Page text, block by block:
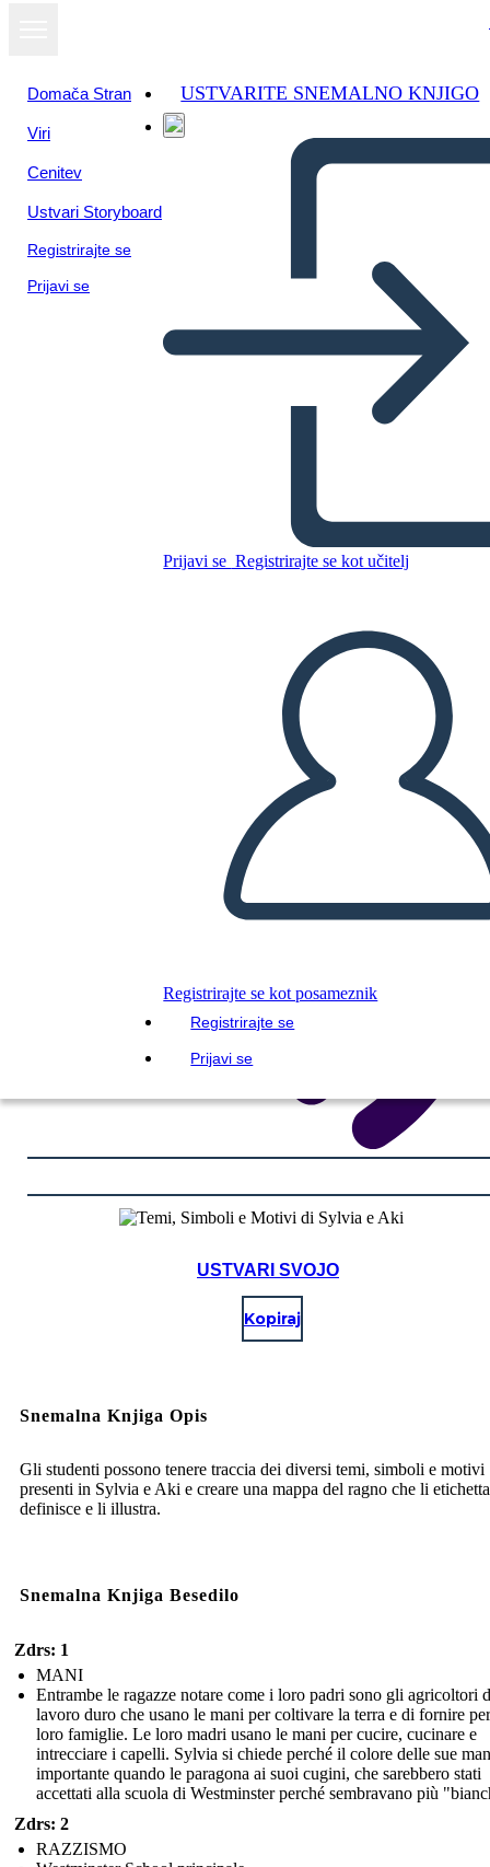
Domača Stran
Viri
Cenitev
Ustvari Storyboard
Registrirajte se
Prijavi se
USTVARITE SNEMALNO KNJIGO
Prijavi se Registrirajte se kot učitelj
Registrirajte se kot posameznik
Registrirajte se
Prijavi se
PREDVAJANJE DIAPROJEKCIJE
PREBERI MI
USTVARI SVOJO
Kopiraj
Snemalna Knjiga Opis
Gli studenti possono tenere traccia dei diversi temi, simboli e motivi
presenti in Sylvia e Aki e creare una mappa del ragno che li
definisce e li illustra.
Snemalna Knjiga Besedilo
Zdrs: 1
MANI
Entrambe le ragazze notare come i loro padri sono gli agricoltori
lavoro duro che usano le mani per coltivare la terra e di fornire
loro famiglie. Le loro madri usano le mani per cucire, cucinare e
intrecciare i capelli. Sylvia si chiede perché il colore delle sue
importante quando le paragona ai suoi cugini, che sarebbero stati
accettati alla scuola di Westminster perché sembravano più
Zdrs: 2
RAZZISMO